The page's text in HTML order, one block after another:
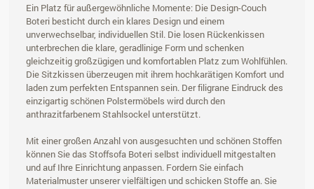
Ein Platz für außergewöhnliche Momente: Die Design-Couch
Boteri besticht durch ein klares Design und einem
unverwechselbar, individuellen Stil. Die losen Rückenkissen
unterbrechen die klare, geradlinige Form und schenken
gleichzeitig großzügigen und komfortablen Platz zum Wohlfühlen.
Die Sitzkissen überzeugen mit ihrem hochkarätigen Komfort und
laden zum perfekten Entspannen sein. Der filigrane Eindruck des
einzigartig schönen Polstermöbels wird durch den
anthrazitfarbenem Stahlsockel unterstützt.
Mit einer großen Anzahl von ausgesuchten und schönen Stoffen
können Sie das Stoffsofa Boteri selbst individuell mitgestalten
und auf Ihre Einrichtung anpassen. Fordern Sie einfach
Materialmuster unserer vielfältigen und schicken Stoffe an. Sie